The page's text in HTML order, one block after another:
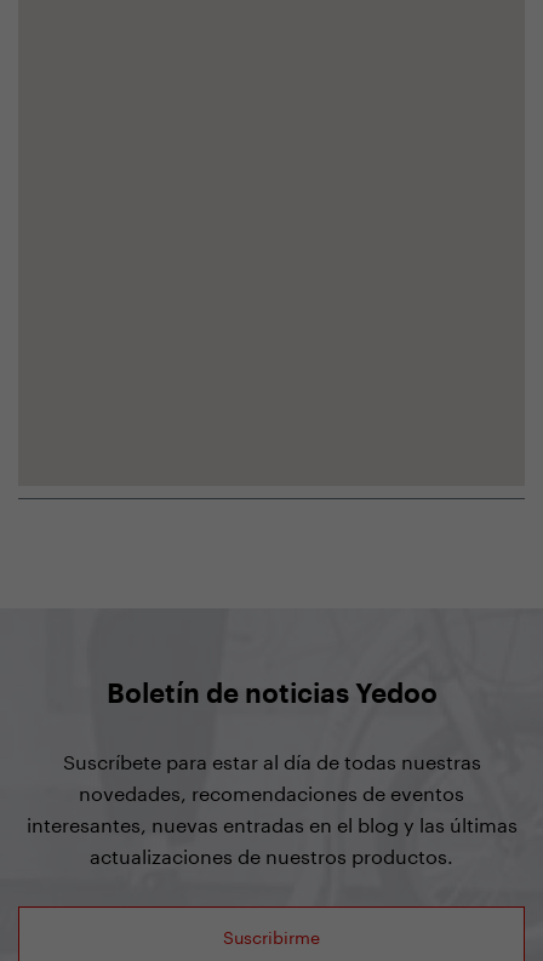
Boletín de noticias Yedoo
Suscríbete para estar al día de todas nuestras
novedades, recomendaciones de eventos
interesantes, nuevas entradas en el blog y las últimas
actualizaciones de nuestros productos.
Suscribirme